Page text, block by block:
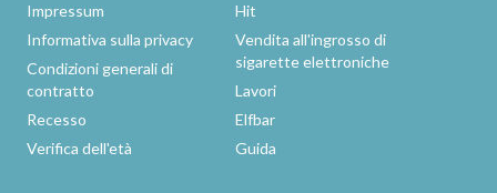
Impressum
Informativa sulla privacy
Condizioni generali di
contratto
Recesso
Verifica dell'età
Hit
Vendita all'ingrosso di
sigarette elettroniche
Lavori
Elfbar
Guida